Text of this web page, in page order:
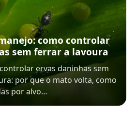
como controlar
sem ferrar a lavoura
ervas daninhas sem
por que o mato volta, como
por alvo…